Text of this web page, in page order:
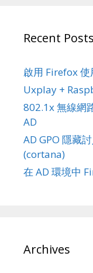
Recent Posts
啟用 Firefox 使
Uxplay +
802.1x 無線網
AD
AD GPO 隱藏
(cortana)
在 AD 環境中
Archives